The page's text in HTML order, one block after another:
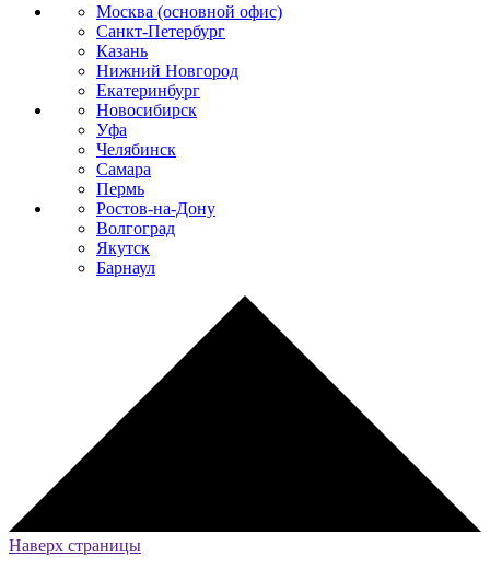
Москва (основной офис)
Санкт-Петербург
Казань
Нижний Новгород
Екатеринбург
Новосибирск
Уфа
Челябинск
Самара
Пермь
Ростов-на-Дону
Волгоград
Якутск
Барнаул
Наверх страницы